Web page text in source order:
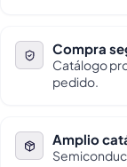
Compra
Catálogo
pedido.
Amplio